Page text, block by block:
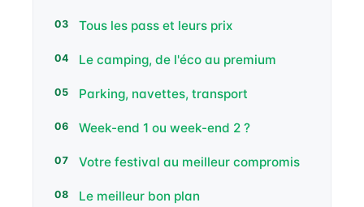
Tous les pass et leurs prix
Le camping, de l'éco au premium
Parking, navettes, transport
Week-end 1 ou week-end 2 ?
Votre festival au meilleur compromis
Le meilleur bon plan